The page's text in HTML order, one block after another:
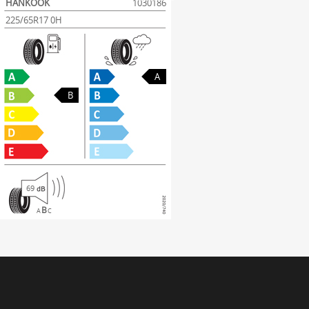
HANKOOK
1030186
225/65R17 0H
B
A
69
ABC